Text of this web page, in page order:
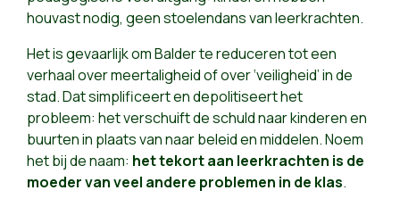
houvast nodig, geen stoelendans van leerkrachten.
Het is gevaarlijk om Balder te reduceren tot een
verhaal over meertaligheid of over ‘veiligheid’ in de
stad. Dat simplificeert en depolitiseert het
probleem: het verschuift de schuld naar kinderen en
buurten in plaats van naar beleid en middelen. Noem
het bij de naam: het tekort aan leerkrachten is de
moeder van veel andere problemen in de klas.